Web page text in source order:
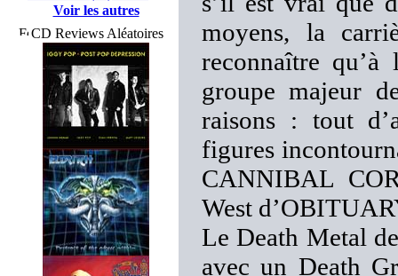
Voir les autres
CD Reviews Aléatoires
moyens, la
reconnaître
groupe majeur
raisons : tout
figures
CANNIBAL
West
Le Death Metal
avec un Death